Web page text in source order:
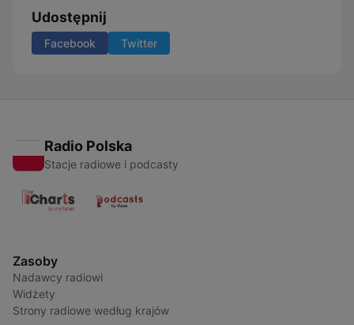
Udostępnij
Facebook Twitter
Radio Polska
Stacje radiowe i podcasty
Zasoby
Nadawcy radiowi
Widżety
Strony radiowe według krajów